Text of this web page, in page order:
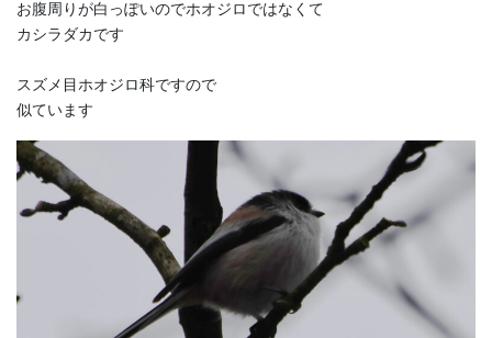
お腹周りが白っぽいのでホオジロではなくて
カシラダカです
スズメ目ホオジロ科ですので
似ています